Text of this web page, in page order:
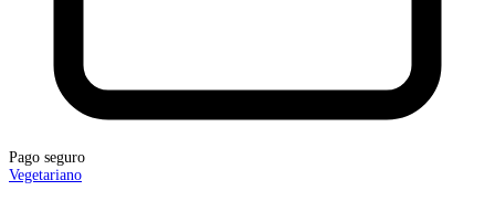
Pago seguro
Vegetariano